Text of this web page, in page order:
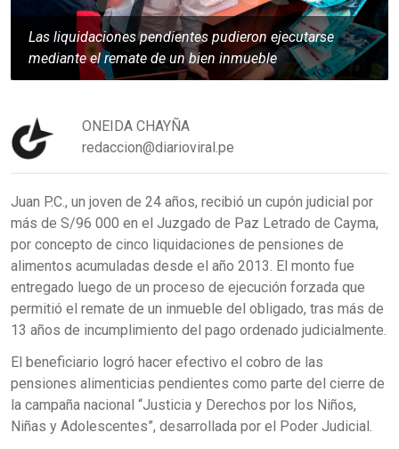
Las liquidaciones pendientes pudieron ejecutarse
mediante el remate de un bien inmueble
ONEIDA CHAYÑA
redaccion@diarioviral.pe
Juan P.C., un joven de 24 años, recibió un cupón judicial por
más de S/96 000 en el Juzgado de Paz Letrado de Cayma,
por concepto de cinco liquidaciones de pensiones de
alimentos acumuladas desde el año 2013. El monto fue
entregado luego de un proceso de ejecución forzada que
permitió el remate de un inmueble del obligado, tras más de
13 años de incumplimiento del pago ordenado judicialmente.
El beneficiario logró hacer efectivo el cobro de las
pensiones alimenticias pendientes como parte del cierre de
la campaña nacional “Justicia y Derechos por los Niños,
Niñas y Adolescentes”, desarrollada por el Poder Judicial.